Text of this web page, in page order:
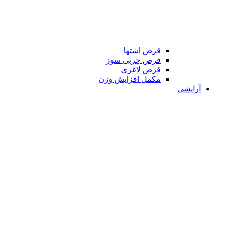
قرص اشتها
قرص چربی سوز
قرص لاغری
مکمل افزایش وزن
آرایشی